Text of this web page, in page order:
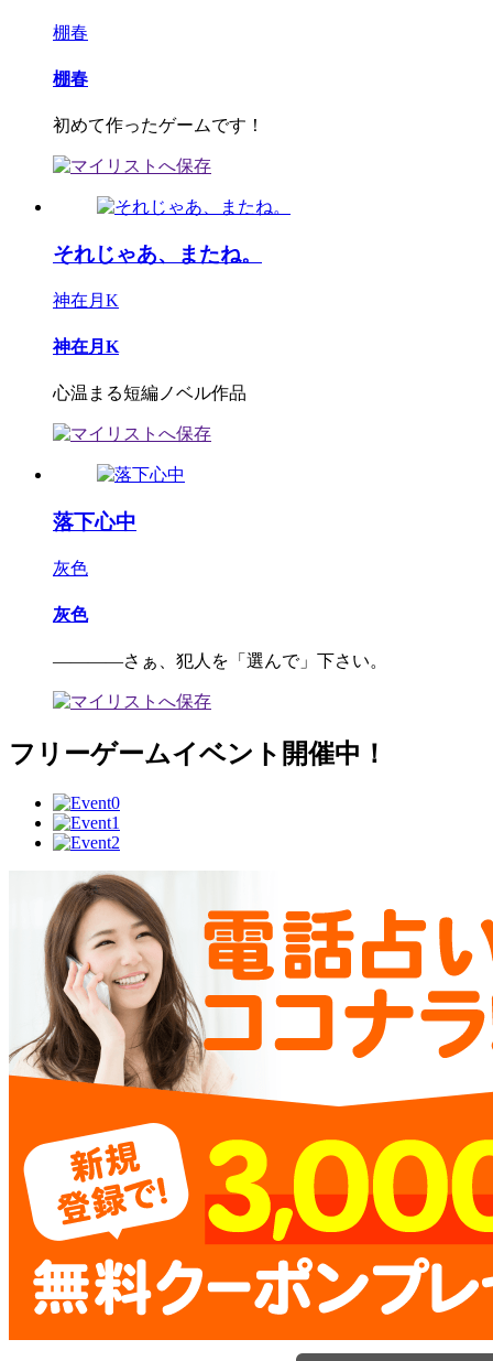
棚春
棚春
初めて作ったゲームです！
それじゃあ、またね。
神在月K
神在月K
心温まる短編ノベル作品
落下心中
灰色
灰色
――――さぁ、犯人を「選んで」下さい。
フリーゲームイベント開催中！